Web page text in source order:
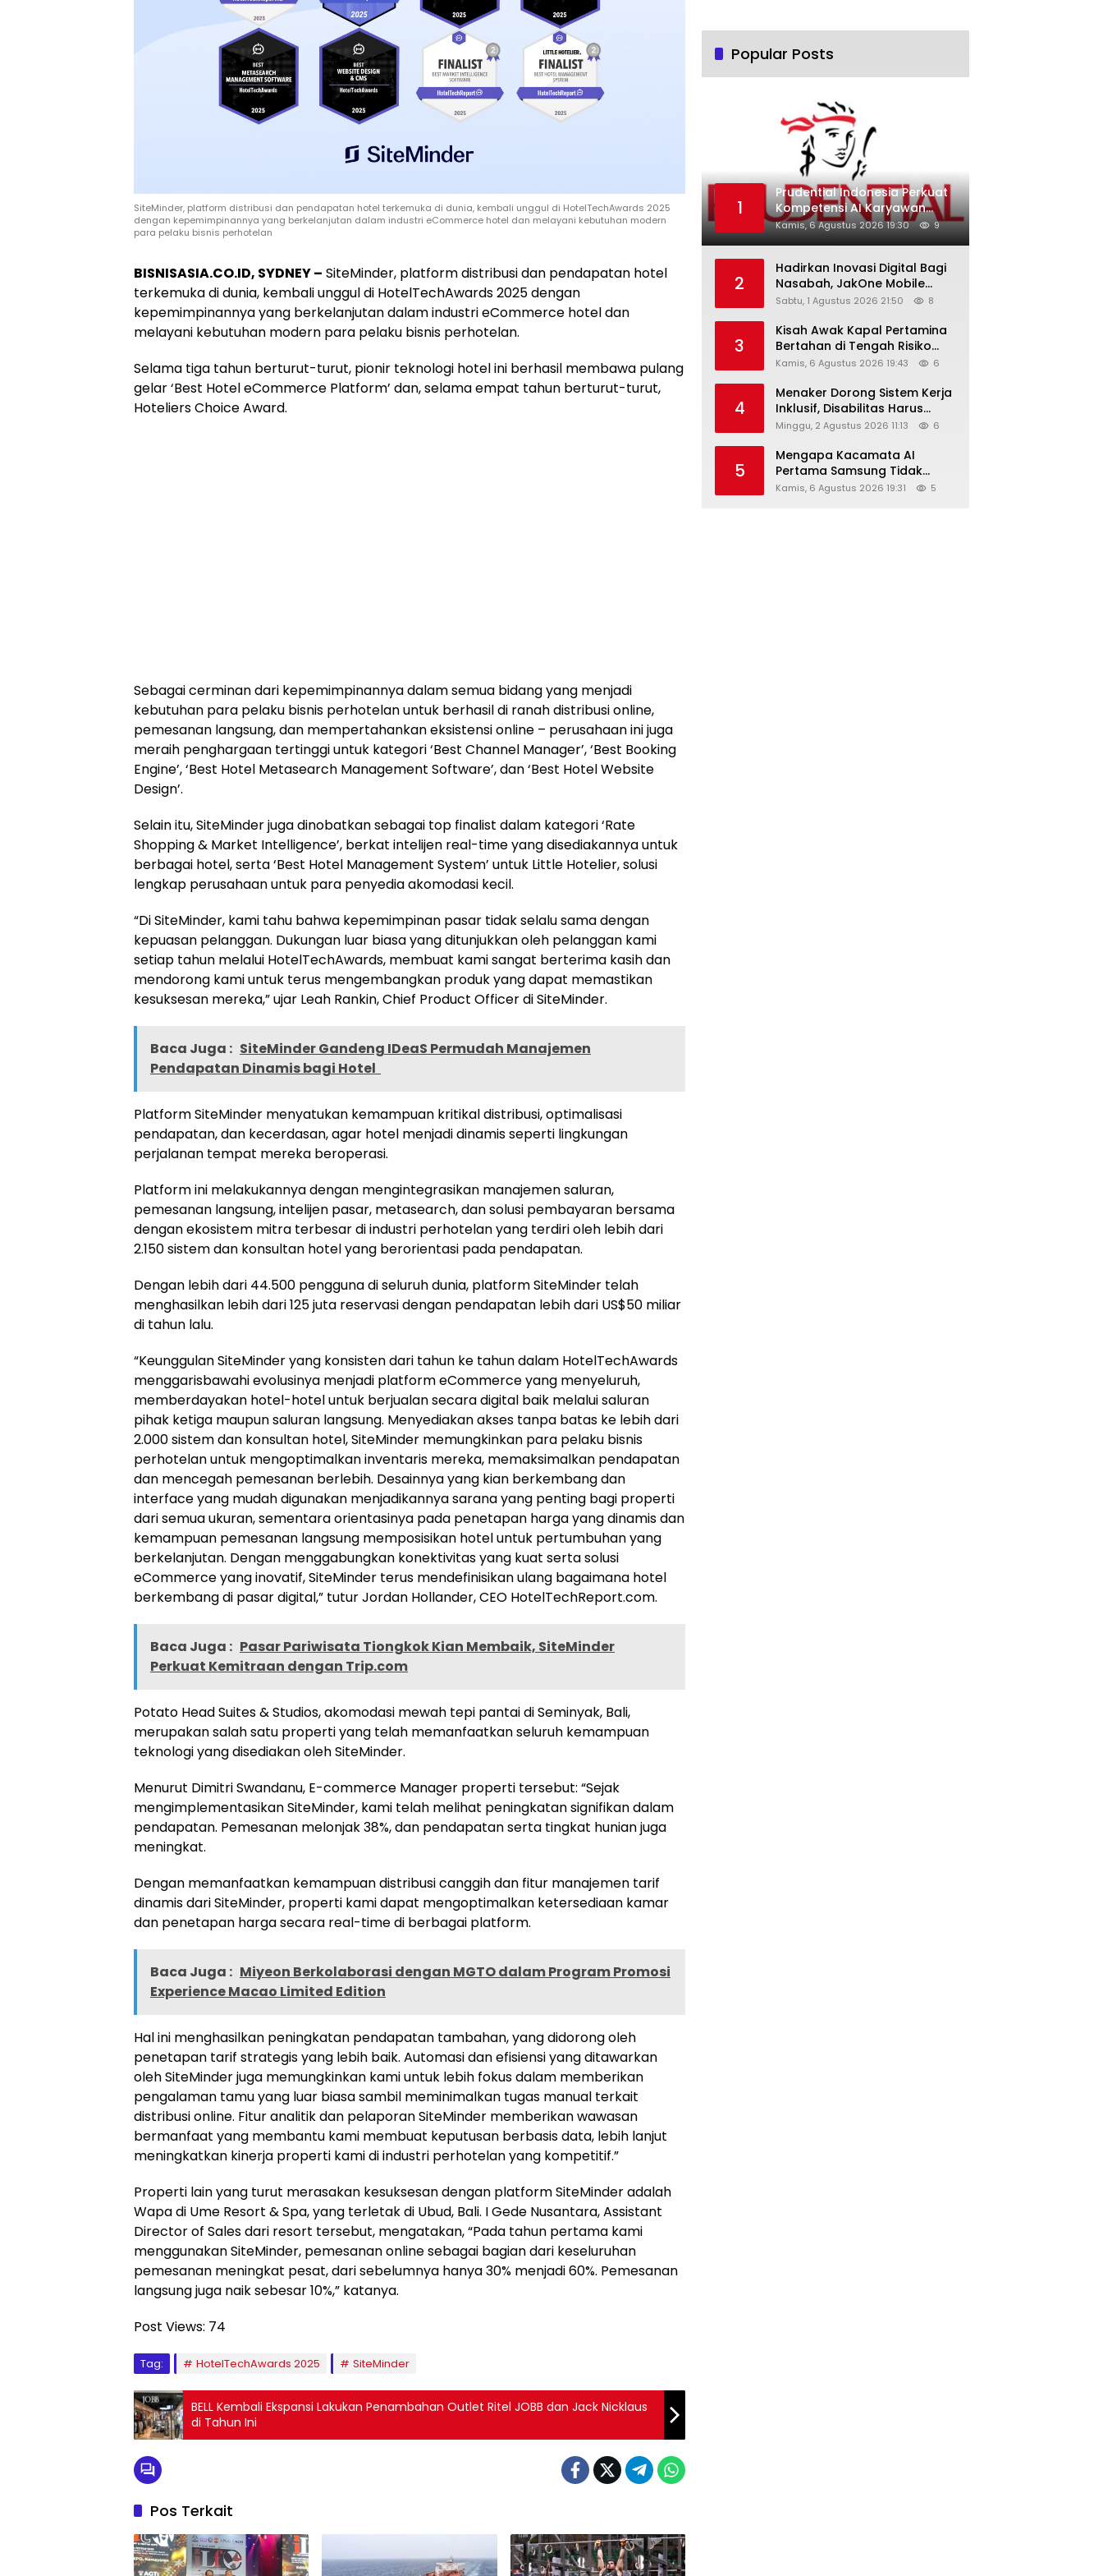
SiteMinder, platform distribusi dan pendapatan hotel terkemuka di dunia, kembali unggul di HotelTechAwards 2025
dengan kepemimpinannya yang berkelanjutan dalam industri eCommerce hotel dan melayani kebutuhan modern
para pelaku bisnis perhotelan
BISNISASIA.CO.ID, SYDNEY – SiteMinder, platform distribusi dan pendapatan hotel
terkemuka di dunia, kembali unggul di HotelTechAwards 2025 dengan
kepemimpinannya yang berkelanjutan dalam industri eCommerce hotel dan
melayani kebutuhan modern para pelaku bisnis perhotelan.
Selama tiga tahun berturut-turut, pionir teknologi hotel ini berhasil membawa pulang
gelar ‘Best Hotel eCommerce Platform’ dan, selama empat tahun berturut-turut,
Hoteliers Choice Award.
Sebagai cerminan dari kepemimpinannya dalam semua bidang yang menjadi
kebutuhan para pelaku bisnis perhotelan untuk berhasil di ranah distribusi online,
pemesanan langsung, dan mempertahankan eksistensi online – perusahaan ini juga
meraih penghargaan tertinggi untuk kategori ‘Best Channel Manager’, ‘Best Booking
Engine’, ‘Best Hotel Metasearch Management Software’, dan ‘Best Hotel Website
Design’.
Selain itu, SiteMinder juga dinobatkan sebagai top finalist dalam kategori ‘Rate
Shopping & Market Intelligence’, berkat intelijen real-time yang disediakannya untuk
berbagai hotel, serta ‘Best Hotel Management System’ untuk Little Hotelier, solusi
lengkap perusahaan untuk para penyedia akomodasi kecil.
“Di SiteMinder, kami tahu bahwa kepemimpinan pasar tidak selalu sama dengan
kepuasan pelanggan. Dukungan luar biasa yang ditunjukkan oleh pelanggan kami
setiap tahun melalui HotelTechAwards, membuat kami sangat berterima kasih dan
mendorong kami untuk terus mengembangkan produk yang dapat memastikan
kesuksesan mereka,” ujar Leah Rankin, Chief Product Officer di SiteMinder.
Baca Juga : SiteMinder Gandeng IDeaS Permudah Manajemen
Pendapatan Dinamis bagi Hotel
Platform SiteMinder menyatukan kemampuan kritikal distribusi, optimalisasi
pendapatan, dan kecerdasan, agar hotel menjadi dinamis seperti lingkungan
perjalanan tempat mereka beroperasi.
Platform ini melakukannya dengan mengintegrasikan manajemen saluran,
pemesanan langsung, intelijen pasar, metasearch, dan solusi pembayaran bersama
dengan ekosistem mitra terbesar di industri perhotelan yang terdiri oleh lebih dari
2.150 sistem dan konsultan hotel yang berorientasi pada pendapatan.
Dengan lebih dari 44.500 pengguna di seluruh dunia, platform SiteMinder telah
menghasilkan lebih dari 125 juta reservasi dengan pendapatan lebih dari US$50 miliar
di tahun lalu.
“Keunggulan SiteMinder yang konsisten dari tahun ke tahun dalam HotelTechAwards
menggarisbawahi evolusinya menjadi platform eCommerce yang menyeluruh,
memberdayakan hotel-hotel untuk berjualan secara digital baik melalui saluran
pihak ketiga maupun saluran langsung. Menyediakan akses tanpa batas ke lebih dari
2.000 sistem dan konsultan hotel, SiteMinder memungkinkan para pelaku bisnis
perhotelan untuk mengoptimalkan inventaris mereka, memaksimalkan pendapatan
dan mencegah pemesanan berlebih. Desainnya yang kian berkembang dan
interface yang mudah digunakan menjadikannya sarana yang penting bagi properti
dari semua ukuran, sementara orientasinya pada penetapan harga yang dinamis dan
kemampuan pemesanan langsung memposisikan hotel untuk pertumbuhan yang
berkelanjutan. Dengan menggabungkan konektivitas yang kuat serta solusi
eCommerce yang inovatif, SiteMinder terus mendefinisikan ulang bagaimana hotel
berkembang di pasar digital,” tutur Jordan Hollander, CEO HotelTechReport.com.
Baca Juga : Pasar Pariwisata Tiongkok Kian Membaik, SiteMinder
Perkuat Kemitraan dengan Trip.com
Potato Head Suites & Studios, akomodasi mewah tepi pantai di Seminyak, Bali,
merupakan salah satu properti yang telah memanfaatkan seluruh kemampuan
teknologi yang disediakan oleh SiteMinder.
Menurut Dimitri Swandanu, E-commerce Manager properti tersebut: “Sejak
mengimplementasikan SiteMinder, kami telah melihat peningkatan signifikan dalam
pendapatan. Pemesanan melonjak 38%, dan pendapatan serta tingkat hunian juga
meningkat.
Dengan memanfaatkan kemampuan distribusi canggih dan fitur manajemen tarif
dinamis dari SiteMinder, properti kami dapat mengoptimalkan ketersediaan kamar
dan penetapan harga secara real-time di berbagai platform.
Baca Juga : Miyeon Berkolaborasi dengan MGTO dalam Program Promosi
Experience Macao Limited Edition
Hal ini menghasilkan peningkatan pendapatan tambahan, yang didorong oleh
penetapan tarif strategis yang lebih baik. Automasi dan efisiensi yang ditawarkan
oleh SiteMinder juga memungkinkan kami untuk lebih fokus dalam memberikan
pengalaman tamu yang luar biasa sambil meminimalkan tugas manual terkait
distribusi online. Fitur analitik dan pelaporan SiteMinder memberikan wawasan
bermanfaat yang membantu kami membuat keputusan berbasis data, lebih lanjut
meningkatkan kinerja properti kami di industri perhotelan yang kompetitif.”
Properti lain yang turut merasakan kesuksesan dengan platform SiteMinder adalah
Wapa di Ume Resort & Spa, yang terletak di Ubud, Bali. I Gede Nusantara, Assistant
Director of Sales dari resort tersebut, mengatakan, “Pada tahun pertama kami
menggunakan SiteMinder, pemesanan online sebagai bagian dari keseluruhan
pemesanan meningkat pesat, dari sebelumnya hanya 30% menjadi 60%. Pemesanan
langsung juga naik sebesar 10%,” katanya.
Post Views: 74
Tag: HotelTechAwards 2025 SiteMinder
BELL Kembali Ekspansi Lakukan Penambahan Outlet Ritel JOBB dan Jack Nicklaus
di Tahun Ini
Pos Terkait
Popular Posts
1
Prudential Indonesia Perkuat
Kompetensi AI Karyawan
Lewat AI Week
Kamis, 6 Agustus 2026 19:30 9
2
Hadirkan Inovasi Digital Bagi
Nasabah, JakOne Mobile
Antar Bank Jakarta Sukses
Awards 2026
Sabtu, 1 Agustus 2026 21:50 8
3
Kisah Awak Kapal Pertamina
Bertahan di Tengah Risiko
Pelayaran Selat Hormuz
Kamis, 6 Agustus 2026 19:43 6
4
Menaker Dorong Sistem Kerja
Inklusif, Disabilitas Harus
Dapat Kesempatan Setara
Minggu, 2 Agustus 2026 11:13 6
5
Mengapa Kacamata AI
Pertama Samsung Tidak
Dibekali Layar?
Kamis, 6 Agustus 2026 19:31 5